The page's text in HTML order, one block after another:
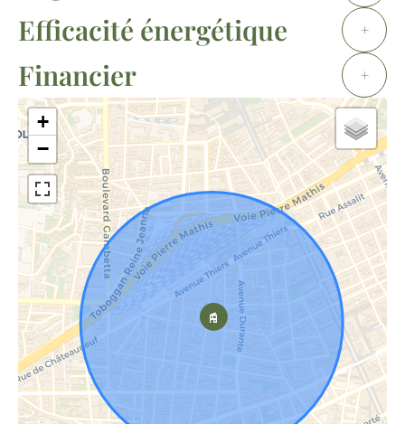
Efficacité énergétique
+
Financier +
+
−